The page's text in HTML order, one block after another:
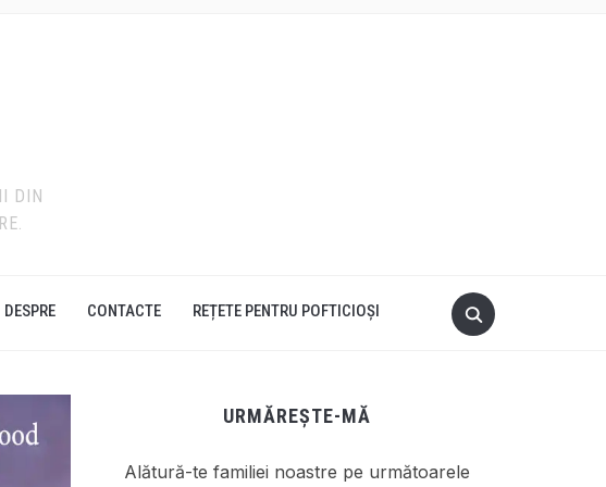
DIN
DESPRE CONTACTE REȚETE PENTRU POFTICIOȘI
URMĂREȘTE-MĂ
Alătură-te familiei noastre pe următoarele